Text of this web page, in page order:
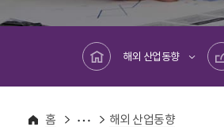
메인페이지로 바로가기
해외 산업동향
공유하기
홈
콘텐츠지식
해외산업정보 해외 산업동향